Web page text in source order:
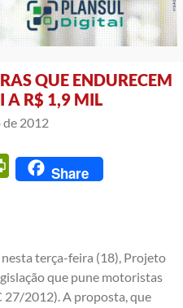
QUE ENDURECEM
A R$ 1,9 MIL
de 2012
PrintFriendly
Share
terça-feira (18), Projeto
que pune motoristas
27/2012). A proposta, que